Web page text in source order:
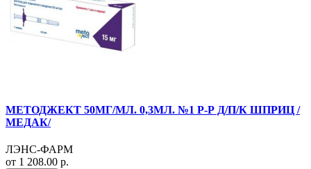
МЕТОДЖЕКТ 50МГ/МЛ. 0,3МЛ. №1 Р-Р Д/П/К ШПРИЦ /
МЕДАК/
ЛЭНС-ФАРМ
от 1 208.00 р.